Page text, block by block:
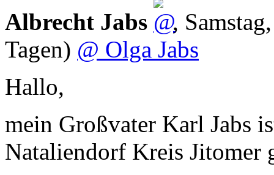
Albrecht Jabs ,
Tagen) @ Olga Jabs
Hallo,
mein Großvater Karl Jabs
Nataliendorf Kreis Jitomer